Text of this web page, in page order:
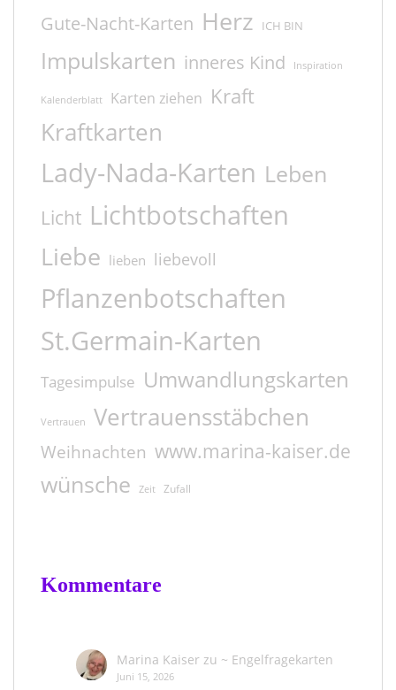
Gute-Nacht-Karten Herz ICH BIN
Impulskarten inneres Kind Inspiration
Kalenderblatt Karten ziehen Kraft
Kraftkarten
Lady-Nada-Karten Leben
Licht Lichtbotschaften
Liebe lieben liebevoll
Pflanzenbotschaften
St.Germain-Karten
Tagesimpulse Umwandlungskarten
Vertrauen Vertrauensstäbchen
Weihnachten www.marina-kaiser.de
wünsche Zeit Zufall
Kommentare
Marina Kaiserzu ~ Engelfragekarten
Juni 15, 2026